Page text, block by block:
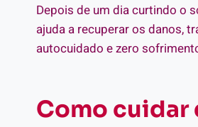
Depois de um dia curtindo o
ajuda a recuperar os danos,
autocuidado e zero
Como cuidar